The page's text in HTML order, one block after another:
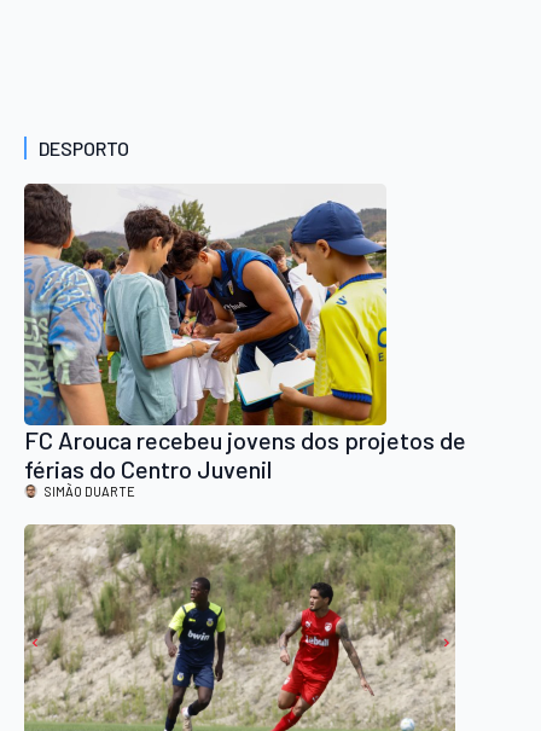
DESPORTO
FC Arouca recebeu jovens dos projetos de
férias do Centro Juvenil
SIMÃO DUARTE